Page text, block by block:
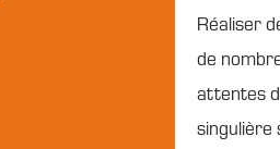
Réaliser
de
attentes
singulière